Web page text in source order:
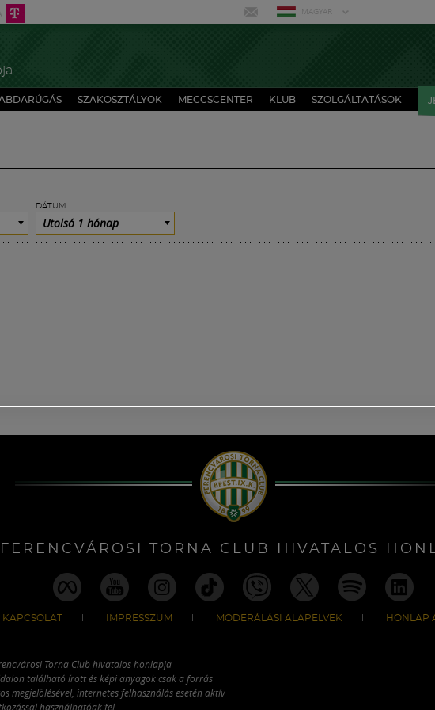
MAGYAR
SZAKOSZTÁLYOK MECCSCENTER KLUB SZOLGÁLTATÁSOK
DÁTUM
Utolsó 1 hónap
TORNA CLUB HIVATALOS
KAPCSOLAT IMPRESSZUM MODERÁLÁSI ALAPELVEK HONLAP
Torna Club hivatalos honlapja
található írott és képi anyagok csak a forrás
megjelölésével, internetes felhasználás esetén aktív
használhatóak fel.